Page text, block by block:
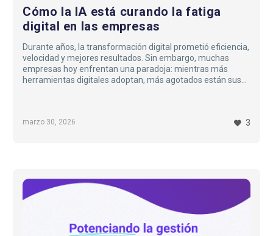
marzo 30, 2026
Cómo la IA está curando la fatiga
digital en las empresas
Durante años, la transformación digital prometió eficiencia,
velocidad y mejores resultados. Sin embargo, muchas
empresas hoy enfrentan una paradoja: mientras más
herramientas digitales adoptan, más agotados están sus
fenómeno cada vez más común: la fatiga digital…
3
la
del